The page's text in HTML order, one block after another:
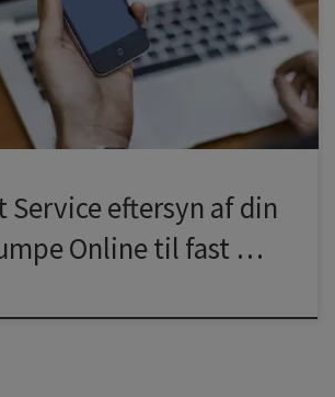
vand varmepumper med mere end 1 kg
have udført mindst et årligt eftersyn.
mange producenter ligeledes at der
deres anvisninger, dette […]
Service eftersyn af din
Online til fast …